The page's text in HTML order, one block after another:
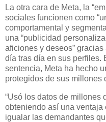
La otra cara de Meta, la
sociales funcionen como
comportamental y
una “publicidad
aficiones y deseos”
día tras día en sus perfiles.
sentencia, Meta ha hecho
protegidos de sus millones
“Usó los datos de millones
obteniendo así una ventaja
igualar las demandantes